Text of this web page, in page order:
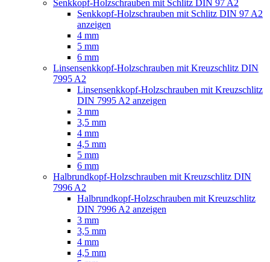
Senkkopf-Holzschrauben mit Schlitz DIN 97 A2
Senkkopf-Holzschrauben mit Schlitz DIN 97 A2
anzeigen
4 mm
5 mm
6 mm
Linsensenkkopf-Holzschrauben mit Kreuzschlitz DIN
7995 A2
Linsensenkkopf-Holzschrauben mit Kreuzschlitz
DIN 7995 A2 anzeigen
3 mm
3,5 mm
4 mm
4,5 mm
5 mm
6 mm
Halbrundkopf-Holzschrauben mit Kreuzschlitz DIN
7996 A2
Halbrundkopf-Holzschrauben mit Kreuzschlitz
DIN 7996 A2 anzeigen
3 mm
3,5 mm
4 mm
4,5 mm